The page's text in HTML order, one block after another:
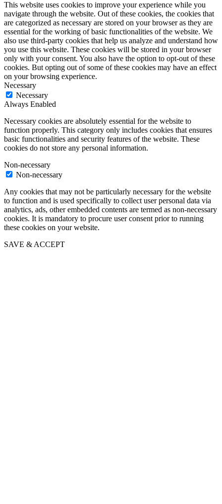
This website uses cookies to improve your experience while you
navigate through the website. Out of these cookies, the cookies that
are categorized as necessary are stored on your browser as they are
essential for the working of basic functionalities of the website. We
also use third-party cookies that help us analyze and understand how
you use this website. These cookies will be stored in your browser
only with your consent. You also have the option to opt-out of these
cookies. But opting out of some of these cookies may have an effect
on your browsing experience.
Necessary
Necessary
Always Enabled
Necessary cookies are absolutely essential for the website to
function properly. This category only includes cookies that ensures
basic functionalities and security features of the website. These
cookies do not store any personal information.
Non-necessary
Non-necessary
Any cookies that may not be particularly necessary for the website
to function and is used specifically to collect user personal data via
analytics, ads, other embedded contents are termed as non-necessary
cookies. It is mandatory to procure user consent prior to running
these cookies on your website.
SAVE & ACCEPT